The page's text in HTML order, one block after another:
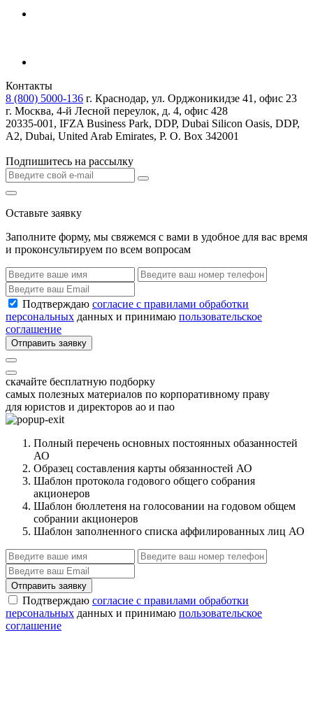
Контакты
8 (800) 5000-136 г. Краснодар, ул. Орджоникидзе 41, офис 23
г. Москва, 4-й Лесной переулок, д. 4, офис 428
20335-001, IFZA Business Park, DDP, Dubai Silicon Oasis, DDP,
A2, Dubai, United Arab Emirates, P. O. Box 342001
Подпишитесь на рассылку
Оставьте заявку
Заполните форму, мы свяжемся с вами в удобное для вас время
и проконсультируем по всем вопросам
Подтверждаю согласие с правилами обработки
персональных данных и принимаю пользовательское
соглашение
Отправить заявку
скачайте бесплатную подборку
самых полезных материалов по корпоративному праву
для юристов и директоров ао и пао
Полный перечень основных постоянных обазанностей
АО
Образец составления карты обязанностей АО
Шаблон протокола годового общего собрания
акционеров
Шаблон бюллетеня на голосовании на годовом общем
собрании акционеров
Шаблон заполненного списка аффилированных лиц АО
Отправить заявку
Подтверждаю согласие с правилами обработки
персональных данных и принимаю пользовательское
соглашение